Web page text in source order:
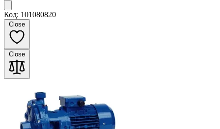
Код: 101080820
Close
Close